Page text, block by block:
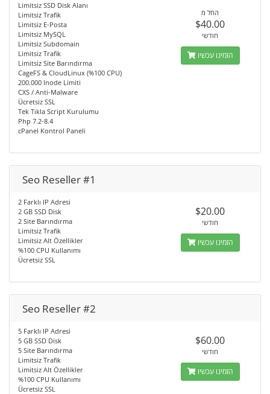
Limitsiz SSD Disk Alanı
Limitsiz Trafik
Limitsiz E-Posta
Limitsiz MySQL
Limitsiz Subdomain
Limitsiz Trafik
Limitsiz Site Barındırma
CageFS & CloudLinux (%100 CPU)
200.000 Inode Limiti
CXS / Anti-Malware
Ücretsiz SSL
Tek Tıkla Script Kurulumu
Php 7.2-8.4
cPanel Kontrol Paneli
החל מ
$40.00
חודשי
הזמינו עכשיו
Seo Reseller #1
2 Farklı IP Adresi
2 GB SSD Disk
2 Site Barındırma
Limitsiz Trafik
Limitsiz Alt Özellikler
%100 CPU Kullanımı
Ücretsiz SSL
$20.00
חודשי
הזמינו עכשיו
Seo Reseller #2
5 Farklı IP Adresi
5 GB SSD Disk
5 Site Barındırma
Limitsiz Trafik
Limitsiz Alt Özellikler
%100 CPU Kullanımı
Ücretsiz SSL
$60.00
חודשי
הזמינו עכשיו